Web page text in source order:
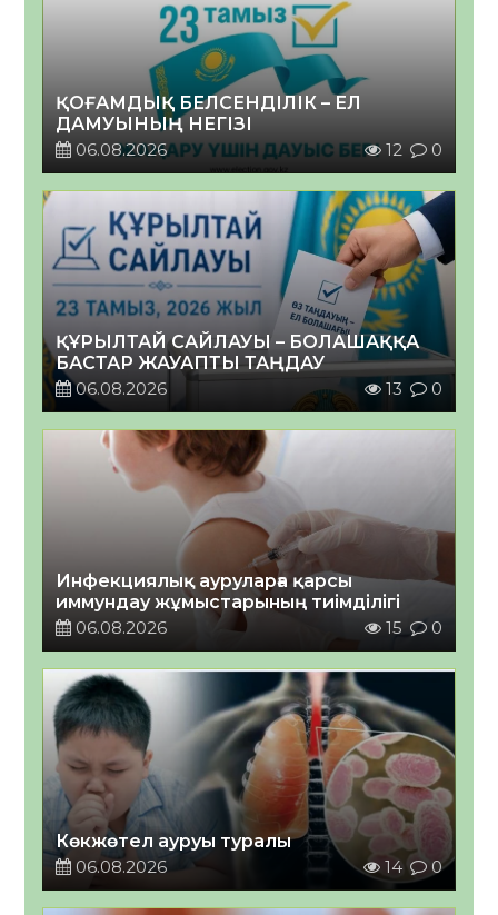
ҚОҒАМДЫҚ БЕЛСЕНДІЛІК – ЕЛ
ДАМУЫНЫҢ НЕГІЗІ
06.08.2026
12 0
ҚҰРЫЛТАЙ САЙЛАУЫ – БОЛАШАҚҚА
БАСТАР ЖАУАПТЫ ТАҢДАУ
06.08.2026
13 0
Инфекциялық ауруларға қарсы
иммундау жұмыстарының тиімділігі
06.08.2026
15 0
Көкжөтел ауруы туралы
06.08.2026
14 0